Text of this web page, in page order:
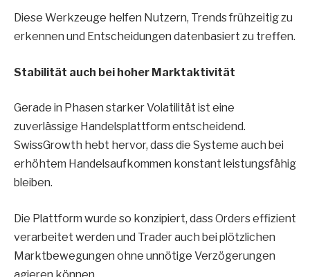
Diese Werkzeuge helfen Nutzern, Trends frühzeitig zu
erkennen und Entscheidungen datenbasiert zu treffen.
Stabilität auch bei hoher Marktaktivität
Gerade in Phasen starker Volatilität ist eine
zuverlässige Handelsplattform entscheidend.
SwissGrowth hebt hervor, dass die Systeme auch bei
erhöhtem Handelsaufkommen konstant leistungsfähig
bleiben.
Die Plattform wurde so konzipiert, dass Orders effizient
verarbeitet werden und Trader auch bei plötzlichen
Marktbewegungen ohne unnötige Verzögerungen